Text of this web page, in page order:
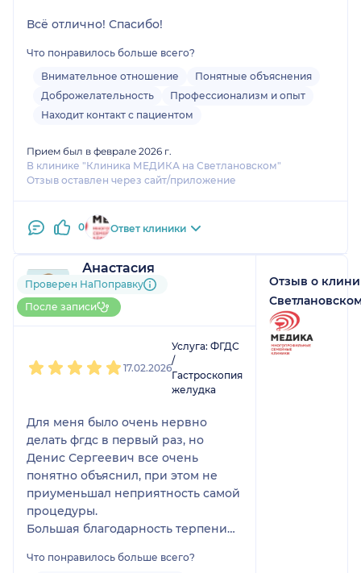
Всё отлично! Спасибо!
Что понравилось больше всего?
Внимательное отношение
Понятные объяснения
Доброжелательность
Профессионализм и опыт
Находит контакт с пациентом
Прием был в феврале 2026 г.
В клинике "Клиника МЕДИКА на Светлановском"
Отзыв оставлен через сайт/приложение
0 Ответ клиники
Анастасия
6 отзывов
До 10 записей через
НаПоправку
Проверен НаПоправку
После записи
17.02.2026
Услуга: ФГДС
/
Гастроскопия
желудка
Для меня было очень нервно
делать фгдс в первый раз, но
Денис Сергеевич все очень
понятно объяснил, при этом не
приуменьшал неприятность самой
процедуры.
Большая благодарность терпению
благодарность поддержке,
Что понравилось больше всего?
Отзыв о